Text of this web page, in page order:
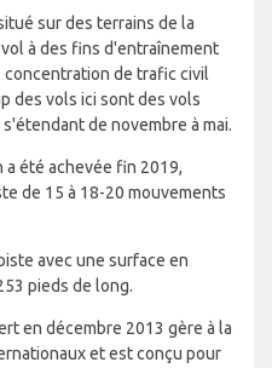
sur des terrains de la
à des fins d'entraînement
de trafic civil
des vols ici sont des vols
de novembre à mai.
été achevée fin 2019,
de 15 à 18-20 mouvements
avec une surface en
pieds de long.
en décembre 2013 gère à la
et est conçu pour